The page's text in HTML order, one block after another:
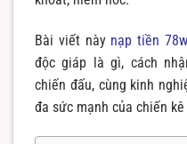
Bài viết này nạp tiền
độc giáp là gì, cách
chiến đấu, cùng kinh
đa sức mạnh của chiến